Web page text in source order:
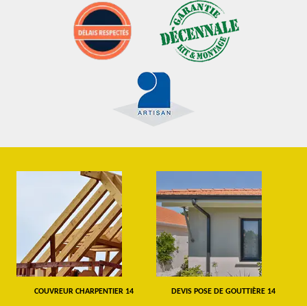
COUVREUR CHARPENTIER 14 DEVIS POSE DE GOUTTIÈRE 14